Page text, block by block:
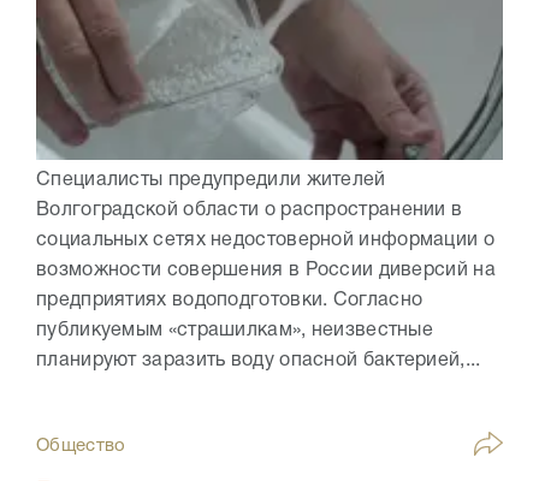
Специалисты предупредили жителей
Волгоградской области о распространении в
социальных сетях недостоверной информации о
возможности совершения в России диверсий на
предприятиях водоподготовки. Согласно
публикуемым «страшилкам», неизвестные
планируют заразить воду опасной бактерией,...
Общество